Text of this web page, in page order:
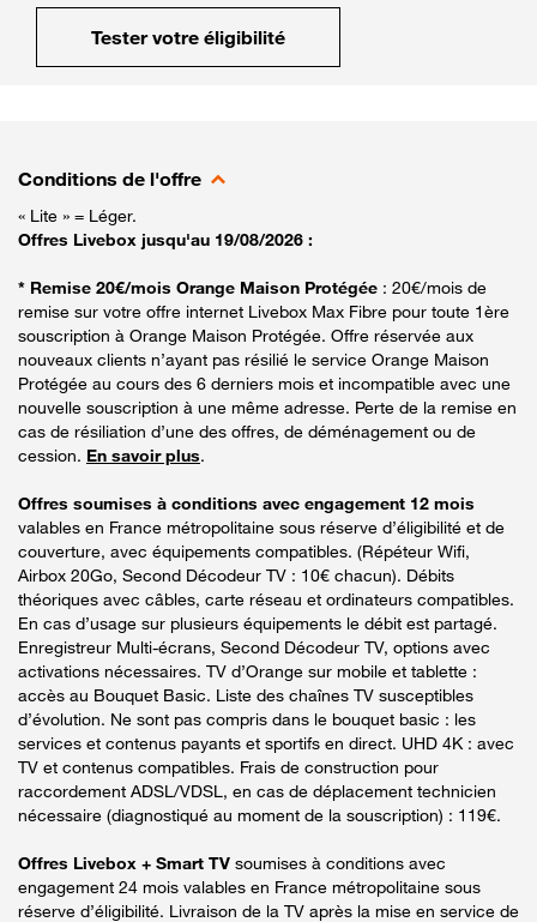
Tester votre éligibilité
Conditions de l'offre
« Lite » = Léger.
Offres Livebox jusqu'au 19/08/2026 :
* Remise 20€/mois Orange Maison Protégée : 20€/mois de
remise sur votre offre internet Livebox Max Fibre pour toute 1ère
souscription à Orange Maison Protégée. Offre réservée aux
nouveaux clients n’ayant pas résilié le service Orange Maison
Protégée au cours des 6 derniers mois et incompatible avec une
nouvelle souscription à une même adresse. Perte de la remise en
cas de résiliation d’une des offres, de déménagement ou de
cession. En savoir plus.
Offres soumises à conditions avec engagement 12 mois
valables en France métropolitaine sous réserve d’éligibilité et de
couverture, avec équipements compatibles. (Répéteur Wifi,
Airbox 20Go, Second Décodeur TV : 10€ chacun). Débits
théoriques avec câbles, carte réseau et ordinateurs compatibles.
En cas d’usage sur plusieurs équipements le débit est partagé.
Enregistreur Multi-écrans, Second Décodeur TV, options avec
activations nécessaires. TV d’Orange sur mobile et tablette :
accès au Bouquet Basic. Liste des chaînes TV susceptibles
d’évolution. Ne sont pas compris dans le bouquet basic : les
services et contenus payants et sportifs en direct. UHD 4K : avec
TV et contenus compatibles. Frais de construction pour
raccordement ADSL/VDSL, en cas de déplacement technicien
nécessaire (diagnostiqué au moment de la souscription) : 119€.
Offres Livebox + Smart TV soumises à conditions avec
engagement 24 mois valables en France métropolitaine sous
réserve d’éligibilité. Livraison de la TV après la mise en service de